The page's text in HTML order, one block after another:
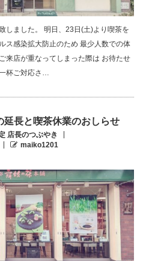
しました。 明日、23日(土)より喫茶を
ス感染拡大防止のため 最少人数での体
来店が重なってしまった際は お待たせ
杯ご対応さ…
延長と喫茶休業のおしらせ
店長のつぶやき
maiko1201